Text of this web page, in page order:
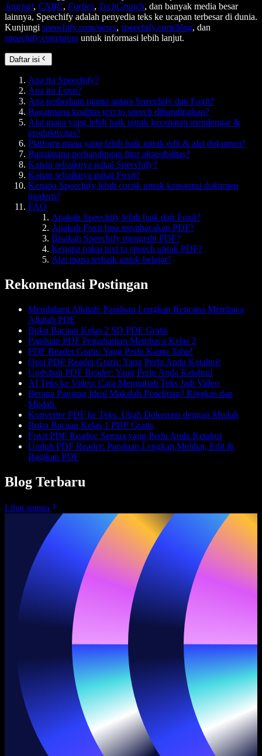
Journal, CNBC, Forbes, TechCrunch, dan banyak media besar
lainnya, Speechify adalah penyedia teks ke ucapan terbesar di dunia.
Kunjungi speechify.com/news, speechify.com/blog, dan
speechify.com/press untuk informasi lebih lanjut.
Daftar isi
Apa itu Speechify?
Apa itu Foxit?
Apa perbedaan utama antara Speechify dan Foxit?
Bagaimana kualitas text to speech dibandingkan?
Alat mana yang lebih baik untuk kecepatan mendengar &
produktivitas?
Platform mana yang lebih baik untuk edit & alat dokumen?
Bagaimana perbandingan fitur aksesibilitas?
Kapan sebaiknya pakai Speechify?
Kapan sebaiknya pakai Foxit?
Kenapa Speechify lebih cocok untuk konsumsi dokumen
modern?
FAQ
Apakah Speechify lebih baik dari Foxit?
Apakah Foxit bisa membacakan PDF?
Bisakah Speechify mengedit PDF?
Kenapa pakai text to speech untuk PDF?
Alat mana terbaik untuk belajar?
Rekomendasi Postingan
Mendalami Alkitab: Panduan Lengkap Rencana Membaca
Alkitab PDF
Buku Bacaan Kelas 2 SD PDF Gratis
Panduan PDF Pemahaman Membaca Kelas 2
PDF Reader Gratis: Yang Perlu Kamu Tahu!
Opsi PDF Reader Gratis: Yang Perlu Anda Ketahui!
Unduhan PDF Reader: Yang Perlu Anda Ketahui!
AI Teks ke Video: Cara Mengubah Teks Jadi Video
Berapa Panjang Ideal Makalah Penelitian? Ringkas dan
Mudah.
Konverter PDF ke Teks: Ubah Dokumen dengan Mudah
Buku Bacaan Kelas 1 PDF Gratis
Foxit PDF Reader: Semua yang Perlu Anda Ketahui
Unduh PDF Reader: Panduan Lengkap Melihat, Edit &
Bagikan PDF
Blog Terbaru
Lihat semua